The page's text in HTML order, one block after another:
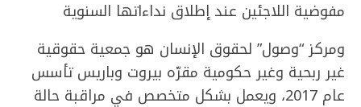
مفوضية اللاجئين عند إطلاق نداءاتها السنوية
ومركز “وصول” لحقوق الإنسان هو جمعية حقوقية
غير ربحية وغير حكومية مقرّه بيروت وباريس تأسس
عام 2017، ويعمل بشكل متخصص في مراقبة حالة